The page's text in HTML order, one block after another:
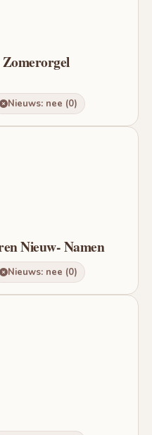
Nieuws: nee (0)
Nieuw- Namen
Nieuws: nee (0)